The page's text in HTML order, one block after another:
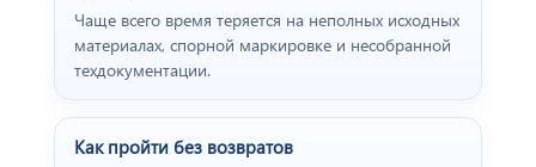
Чаще всего время теряется на неполных исходных
материалах, спорной маркировке и несобранной
техдокументации.
Как пройти без возвратов